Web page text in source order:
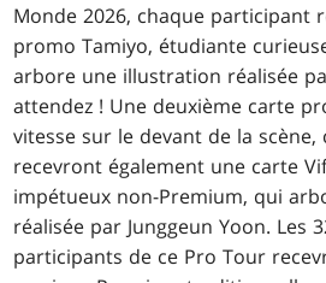
Monde 2026, chaque participant
promo Tamiyo, étudiante
arbore une illustration réalisée
attendez ! Une deuxième carte
vitesse sur le devant de la
recevront également une carte
impétueux non-Premium, qui
réalisée par Junggeun Yoon. Les
participants de ce Pro Tour